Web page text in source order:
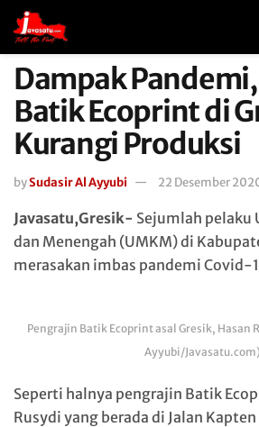
Dampak
Batik Ecoprint di
Kurangi Produksi
bySudasir Al Ayyubi 22 Desember
Javasatu,Gresik- Sejumlah pelaku
dan Menengah (UMKM) di
merasakan imbas pandemi Covid-
Pengrajin Batik Ecoprint asal Gresik, Hasan
Ayyubi/Javasatu.com)
Seperti halnya pengrajin Batik
Rusydi yang berada di Jalan